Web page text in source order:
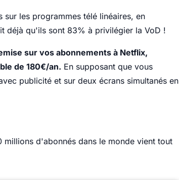
les programmes télé linéaires, en
déjà qu'ils sont 83% à privilégier la VoD !
sur vos abonnements à Netflix,
de 180€/an. En supposant que vous
publicité et sur deux écrans simultanés en
millions d'abonnés dans le monde vient tout